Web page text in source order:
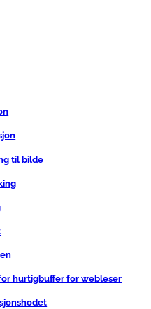
til bilde
hurtigbuffer for webleser